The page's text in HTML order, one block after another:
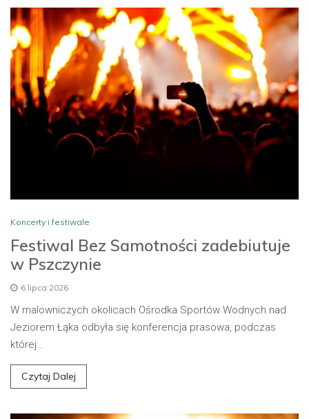
Koncerty i festiwale
Festiwal Bez Samotności zadebiutuje
w Pszczynie
6 lipca 2026
W malowniczych okolicach Ośrodka Sportów Wodnych nad
Jeziorem Łąka odbyła się konferencja prasowa, podczas
której…
Czytaj Dalej